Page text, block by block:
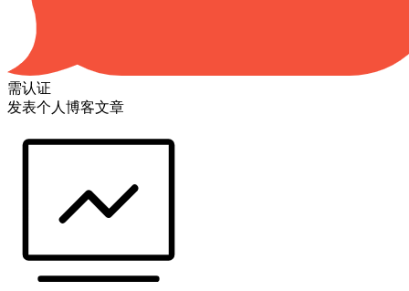
需认证
发表个人博客文章